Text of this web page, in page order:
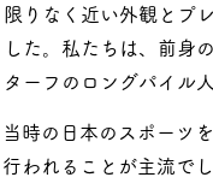
限りなく近い外観とプ
した。私たちは、前身
ターフのロングパイル
当時の日本のスポーツ
行われることが主流で